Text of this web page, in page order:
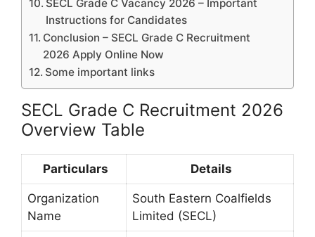
SECL Grade C Vacancy 2026 – Important
Instructions for Candidates
Conclusion – SECL Grade C Recruitment
2026 Apply Online Now
Some important links
SECL Grade C Recruitment 2026
Overview Table
Particulars Details
Organization
Name
South Eastern Coalfields
Limited (SECL)